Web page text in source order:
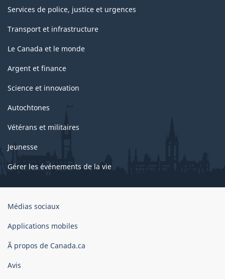
Services de police, justice et urgences
Transport et infrastructure
Le Canada et le monde
Argent et finance
Science et innovation
Autochtones
Vétérans et militaires
Jeunesse
Gérer les événements de la vie
Organisation
gouvernement
Canada
Médias sociaux
Applications mobiles
Ã propos de Canada.ca
Avis